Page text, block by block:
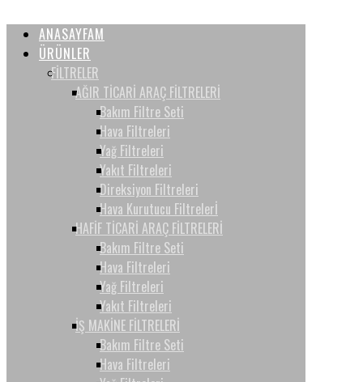
ANASAYFAM
ÜRÜNLER
FİLTRELER
AĞIR TİCARİ ARAÇ FİLTRELERİ
Bakım Filtre Seti
Hava Filtreleri
Yağ Filtreleri
Yakıt Filtreleri
Direksiyon Filtreleri
Hava Kurutucu Filtrelerİ
HAFİF TİCARİ ARAÇ FİLTRELERİ
Bakım Filtre Seti
Hava Filtreleri
Yağ Filtreleri
Yakıt Filtreleri
İŞ MAKİNE FİLTRELERİ
Bakım Filtre Seti
Hava Filtreleri